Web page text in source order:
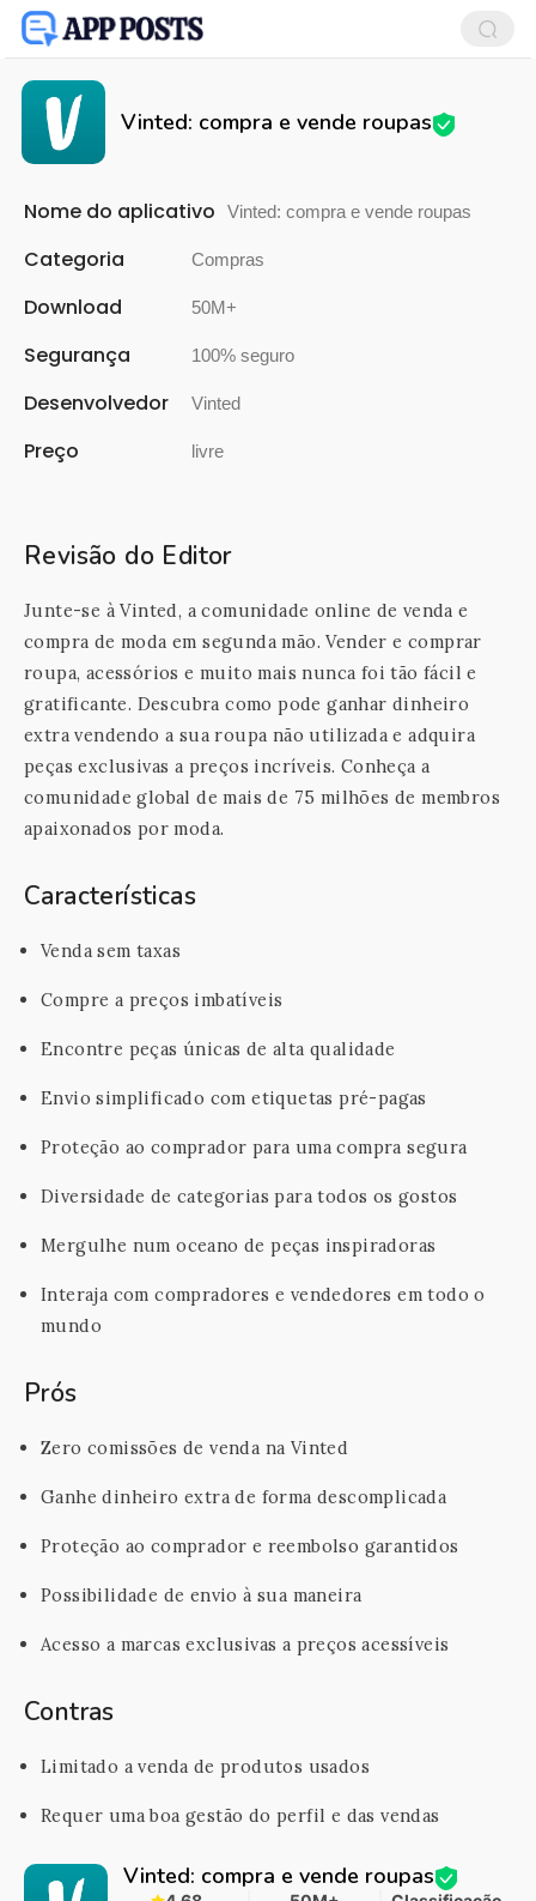
Vinted: compra e vende roupas
Nome do aplicativo Vinted: compra e vende roupas
Categoria Compras
Download 50M+
Segurança 100% seguro
Desenvolvedor Vinted
Preço livre
Revisão do Editor
Junte-se à Vinted, a comunidade online de venda e
compra de moda em segunda mão. Vender e comprar
roupa, acessórios e muito mais nunca foi tão fácil e
gratificante. Descubra como pode ganhar dinheiro
extra vendendo a sua roupa não utilizada e adquira
peças exclusivas a preços incríveis. Conheça a
comunidade global de mais de 75 milhões de membros
apaixonados por moda.
Características
Venda sem taxas
Compre a preços imbatíveis
Encontre peças únicas de alta qualidade
Envio simplificado com etiquetas pré-pagas
Proteção ao comprador para uma compra segura
Diversidade de categorias para todos os gostos
Mergulhe num oceano de peças inspiradoras
Interaja com compradores e vendedores em todo o
mundo
Prós
Zero comissões de venda na Vinted
Ganhe dinheiro extra de forma descomplicada
Proteção ao comprador e reembolso garantidos
Possibilidade de envio à sua maneira
Acesso a marcas exclusivas a preços acessíveis
Contras
Limitado a venda de produtos usados
Requer uma boa gestão do perfil e das vendas
Vinted: compra e vende roupas